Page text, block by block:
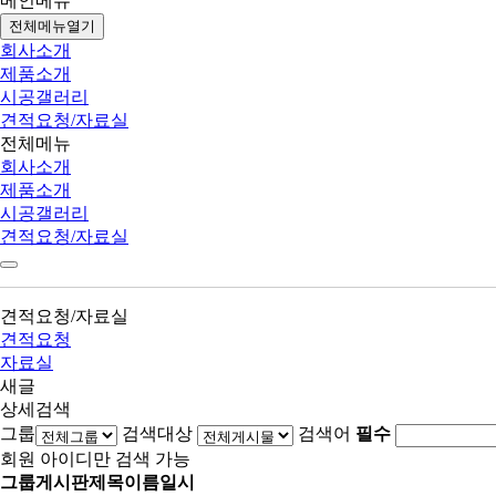
전체메뉴열기
회사소개
제품소개
시공갤러리
견적요청/자료실
전체메뉴
회사소개
제품소개
시공갤러리
견적요청/자료실
견적요청/자료실
견적요청
자료실
새글
상세검색
그룹
검색대상 검색어 필수
회원 아이디만 검색 가능
그룹게시판제목이름일시